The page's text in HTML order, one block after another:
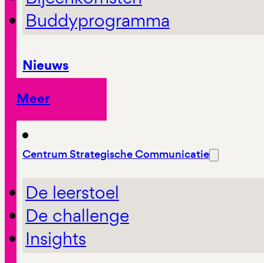
Buddyprogramma
Nieuws
Meer
Centrum Strategische Communicatie
De leerstoel
De challenge
Insights